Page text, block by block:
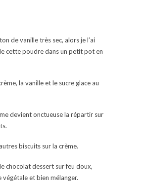
de vanille très sec, alors je l’ai
cette poudre dans un petit pot en
la vanille et le sucre glace au
devient onctueuse la répartir sur
biscuits sur la crème.
chocolat dessert sur feu doux,
végétale et bien mélanger.